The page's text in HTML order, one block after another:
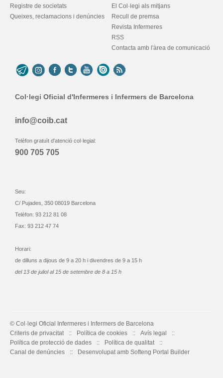
Registre de societats
Queixes, reclamacions i denúncies
El Col·legi als mitjans
Recull de premsa
Revista Infermeres
RSS
Contacta amb l'àrea de comunicació
Col·legi Oficial d'Infermeres i Infermers de Barcelona
info@coib.cat
Telèfon gratuït d'atenció col·legial:
900 705 705
Seu:
C/ Pujades, 350 08019 Barcelona
Telèfon: 93 212 81 08
Fax: 93 212 47 74
Horari:
de dilluns a dijous de 9 a 20 h i divendres de 9 a 15 h
del 13 de juliol al 15 de setembre de 8 a 15 h
© Col·legi Oficial Infermeres i Infermers de Barcelona
Criteris de privacitat
Política de cookies
Avís legal
Política de protecció de dades
Política de qualitat
Canal de denúncies
Desenvolupat amb Softeng Portal Builder